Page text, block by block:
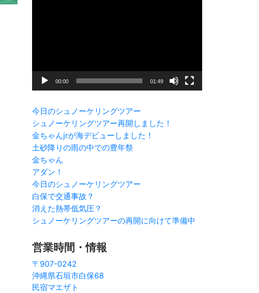
ー
00:00 01:49
今日のシュノーケリングツアー
シュノーケリングツアー再開しました！
金ちゃんjrが海デビューしました！
土砂降りの雨の中での豊年祭
金ちゃん
アダン！
今日のシュノーケリングツアー
白保で交通事故？
消えた熱帯低気圧？
シュノーケリングツアーの再開に向けて準備中
営業時間・情報
〒907-0242
沖縄県石垣市白保68
民宿マエザト